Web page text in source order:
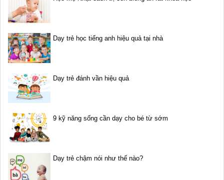
Dạy trẻ học tiếng anh hiệu quả tại nhà
Dạy trẻ đánh vần hiệu quả
9 kỹ năng sống cần dạy cho bé từ sớm
Dạy trẻ chậm nói như thế nào?